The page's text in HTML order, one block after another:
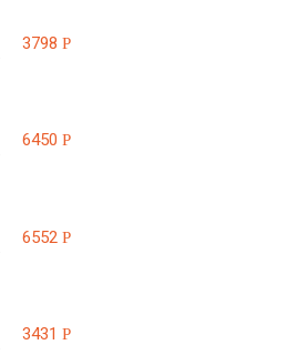
3798Р
6450Р
6552Р
3431Р